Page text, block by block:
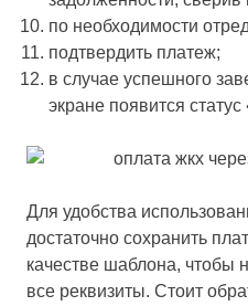
по необходимости
подтвердить платеж;
в случае успешного
экране появится
Для удобства
достаточно сохранить
качестве шаблона, чтобы
все реквизиты. Стоит